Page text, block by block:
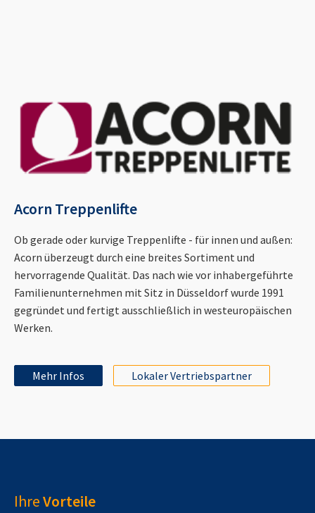
Acorn Treppenlifte
Ob gerade oder kurvige Treppenlifte - für innen und außen:
Acorn überzeugt durch eine breites Sortiment und
hervorragende Qualität. Das nach wie vor inhabergeführte
Familienunternehmen mit Sitz in Düsseldorf wurde 1991
gegründet und fertigt ausschließlich in westeuropäischen
Werken.
Mehr Infos Lokaler Vertriebspartner
IhreVorteile